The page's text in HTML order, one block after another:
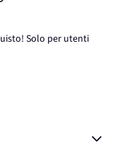
Solo per utenti